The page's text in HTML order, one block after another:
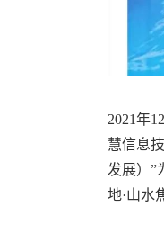
2021年
慧信息
发展）”
地·山水